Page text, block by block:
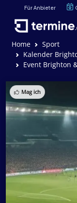
Für Anbieter
Home
Sport
Kalender
Event Brighton
Mag ich